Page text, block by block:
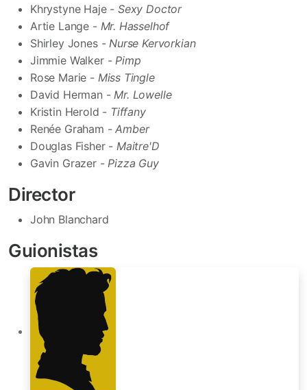
Khrystyne Haje -Sexy Doctor
Artie Lange - Mr. Hasselhof
Shirley Jones -Nurse Kervorkian
Jimmie Walker -Pimp
Rose Marie - Miss Tingle
David Herman -Mr. Lowelle
Kristin Herold - Tiffany
Renée Graham -Amber
Douglas Fisher -Maitre'D
Gavin Grazer -Pizza Guy
Director
John Blanchard
Guionistas